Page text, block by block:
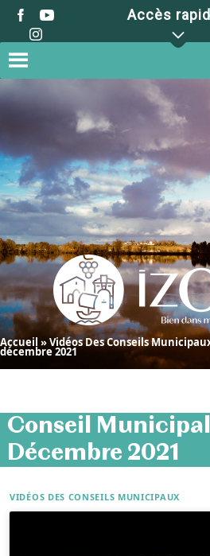
Skip
content
Accès
Accueil »Vidéos Des Conseils
décembre 2021
Conseil
Décembre 2021
VIDÉOS DES CONSEILS MUNICIPAUX